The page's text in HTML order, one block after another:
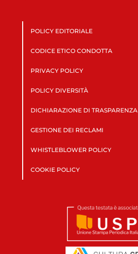
POLICY EDITORIALE
CODICE ETICO CONDOTTA
PRIVACY POLICY
POLICY DIVERSITÀ
DICHIARAZIONE DI TRASPARENZA
GESTIONE DEI RECLAMI
WHISTLEBLOWER POLICY
COOKIE POLICY